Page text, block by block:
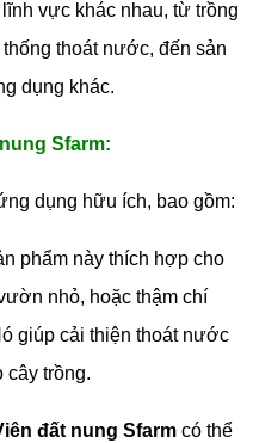
vực khác nhau, từ trồng
thoát nước, đến sản
dụng khác.
Sfarm:
dụng hữu ích, bao gồm:
phẩm này thích hợp cho
nhỏ, hoặc thậm chí
giúp cải thiện thoát nước
cây trồng.
đất nung Sfarm có thể